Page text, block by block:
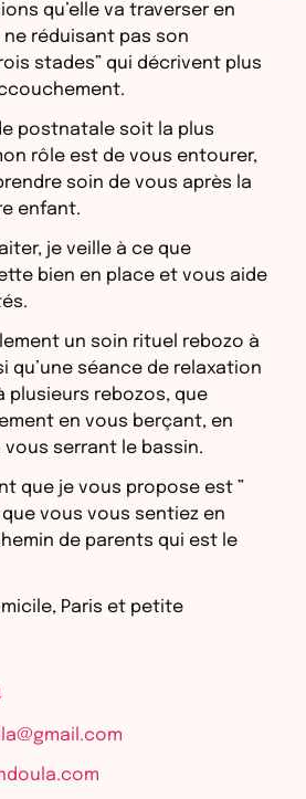
qu’elle va traverser en
réduisant pas son
stades” qui décrivent plus
postnatale soit la plus
rôle est de vous entourer,
soin de vous après la
enfant.
je veille à ce que
bien en place et vous aide
un soin rituel rebozo à
qu’une séance de relaxation
plusieurs rebozos, que
en vous berçant, en
serrant le bassin.
que je vous propose est ”
que vous vous sentiez en
de parents qui est le
Paris et petite